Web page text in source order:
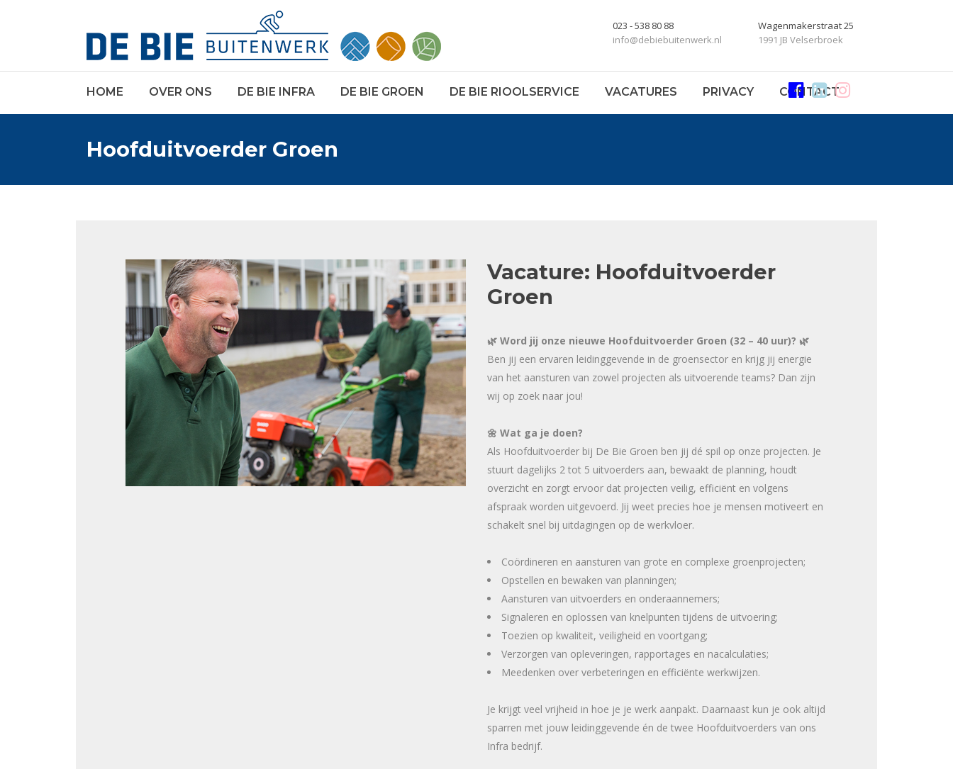
023 - 538 80 88
info@debiebuitenwerk.nl
Wagenmakerstraat 25
1991 JB Velserbroek
HOME OVER ONS DE BIE INFRA DE BIE GROEN DE BIE RIOOLSERVICE VACATURES PRIVACY CONTACT
Hoofduitvoerder Groen
Vacature: Hoofduitvoerder
Groen
🌿 Word jij onze nieuwe Hoofduitvoerder Groen (32 – 40 uur)? 🌿
Ben jij een ervaren leidinggevende in de groensector en krijg jij energie
van het aansturen van zowel projecten als uitvoerende teams? Dan zijn
wij op zoek naar jou!
🌼 Wat ga je doen?
Als Hoofduitvoerder bij De Bie Groen ben jij dé spil op onze projecten. Je
stuurt dagelijks 2 tot 5 uitvoerders aan, bewaakt de planning, houdt
overzicht en zorgt ervoor dat projecten veilig, efficiënt en volgens
afspraak worden uitgevoerd. Jij weet precies hoe je mensen motiveert en
schakelt snel bij uitdagingen op de werkvloer.
Coördineren en aansturen van grote en complexe groenprojecten;
Opstellen en bewaken van planningen;
Aansturen van uitvoerders en onderaannemers;
Signaleren en oplossen van knelpunten tijdens de uitvoering;
Toezien op kwaliteit, veiligheid en voortgang;
Verzorgen van opleveringen, rapportages en nacalculaties;
Meedenken over verbeteringen en efficiënte werkwijzen.
Je krijgt veel vrijheid in hoe je je werk aanpakt. Daarnaast kun je ook altijd
sparren met jouw leidinggevende én de twee Hoofduitvoerders van ons
Infra bedrijf.